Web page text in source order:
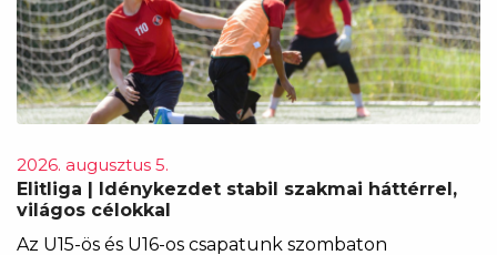
2026. augusztus 5.
Elitliga | Idénykezdet stabil szakmai háttérrel,
világos célokkal
Az U15-ös és U16-os csapatunk szombaton